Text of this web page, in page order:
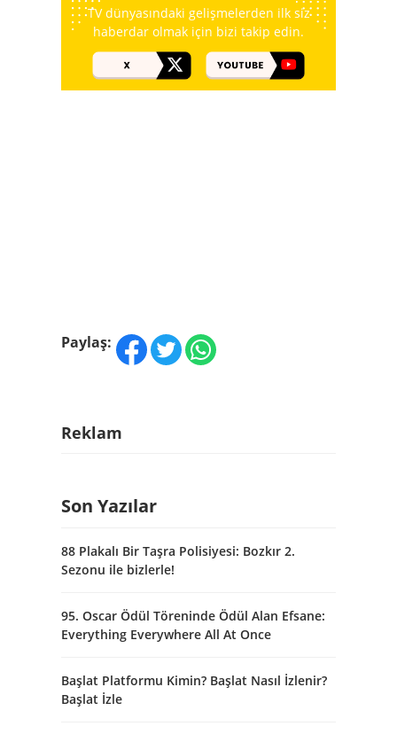
TV dünyasındaki gelişmelerden ilk siz
haberdar olmak için bizi takip edin.
Paylaş:
Reklam
Son Yazılar
88 Plakalı Bir Taşra Polisiyesi: Bozkır 2.
Sezonu ile bizlerle!
95. Oscar Ödül Töreninde Ödül Alan Efsane:
Everything Everywhere All At Once
Başlat Platformu Kimin? Başlat Nasıl İzlenir?
Başlat İzle